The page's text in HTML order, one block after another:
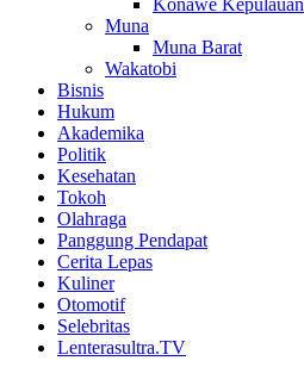
Konawe Kepulauan
Muna
Muna Barat
Wakatobi
Bisnis
Hukum
Akademika
Politik
Kesehatan
Tokoh
Olahraga
Panggung Pendapat
Cerita Lepas
Kuliner
Otomotif
Selebritas
Lenterasultra.TV